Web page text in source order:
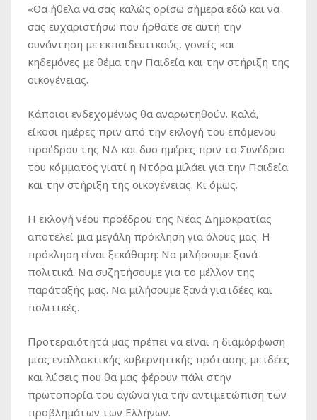
«Θα ήθελα να σας καλώς ορίσω σήμερα εδώ και να
σας ευχαριστήσω που ήρθατε σε αυτή την
συνάντηση με εκπαιδευτικούς, γονείς και
κηδεμόνες με θέμα την Παιδεία και την στήριξη της
οικογένειας.
Κάποιοι ενδεχομένως θα αναρωτηθούν. Καλά,
είκοσι ημέρες πριν από την εκλογή του επόμενου
προέδρου της ΝΔ και δυο ημέρες πριν το Συνέδριο
του κόμματος γιατί η Ντόρα μιλάει για την Παιδεία
και την στήριξη της οικογένειας. Κι όμως.
Η εκλογή νέου προέδρου της Νέας Δημοκρατίας
αποτελεί μια μεγάλη πρόκληση για όλους μας. Η
πρόκληση είναι ξεκάθαρη: Να μιλήσουμε ξανά
πολιτικά. Να συζητήσουμε για το μέλλον της
παράταξής μας. Να μιλήσουμε ξανά για ιδέες και
πολιτικές.
Προτεραιότητά μας πρέπει να είναι η διαμόρφωση
μιας εναλλακτικής κυβερνητικής πρότασης με ιδέες
και λύσεις που θα μας φέρουν πάλι στην
πρωτοπορία του αγώνα για την αντιμετώπιση των
προβλημάτων των Ελλήνων.